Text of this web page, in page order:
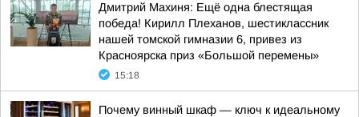
Дмитрий Махиня: Ещё одна блестящая
победа! Кирилл Плеханов, шестиклассник
нашей томской гимназии 6, привез из
Красноярска приз «Большой перемены»
15:18
Почему винный шкаф — ключ к идеальному